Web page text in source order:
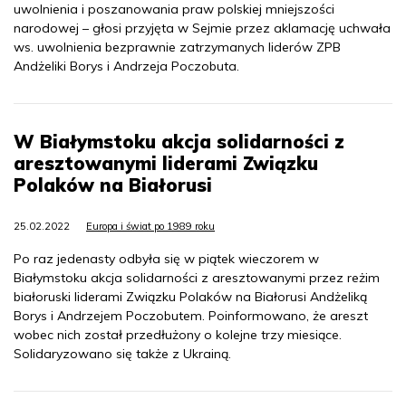
uwolnienia i poszanowania praw polskiej mniejszości
narodowej – głosi przyjęta w Sejmie przez aklamację uchwała
ws. uwolnienia bezprawnie zatrzymanych liderów ZPB
Andżeliki Borys i Andrzeja Poczobuta.
W Białymstoku akcja solidarności z
aresztowanymi liderami Związku
Polaków na Białorusi
25.02.2022 Europa i świat po 1989 roku
Po raz jedenasty odbyła się w piątek wieczorem w
Białymstoku akcja solidarności z aresztowanymi przez reżim
białoruski liderami Związku Polaków na Białorusi Andżeliką
Borys i Andrzejem Poczobutem. Poinformowano, że areszt
wobec nich został przedłużony o kolejne trzy miesiące.
Solidaryzowano się także z Ukrainą.